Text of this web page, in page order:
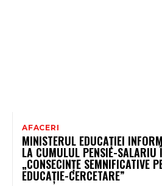
AFACERI
MINISTERUL EDUCAȚIEI
LA CUMULUL PENSIE-
„CONSECINȚE SEMNIFICATIVE
EDUCAȚIE-CERCETARE”